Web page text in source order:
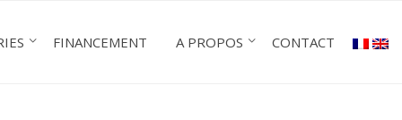
FINANCEMENT A PROPOS CONTACT